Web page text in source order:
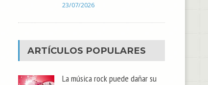
23/07/2026
ARTÍCULOS POPULARES
La música rock puede dañar su